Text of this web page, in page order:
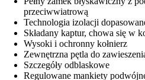
przeciwwiatrową
Technologia izolacji
Składany kaptur, chowa się w
Wysoki i ochronny kołnierz
Zewnętrzna pętla do
Szczegóły odblaskowe
Regulowane mankiety